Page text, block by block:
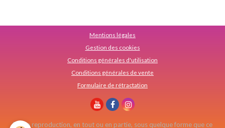
Mentions légales
Gestion des cookies
Conditions générales d'utilisation
Conditions générales de vente
Formulaire de rétractation
Toute reproduction, en tout ou en partie, sous quelque forme que ce